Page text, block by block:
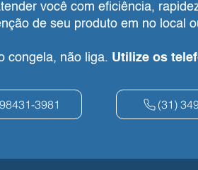
você com eficiência,
de seu produto em no local
congela, não liga. Utilize os
3981 (31)